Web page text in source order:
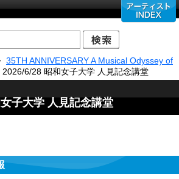
35TH ANNIVERSARY A Musical Odyssey of
2026/6/28 昭和女子大学 人見記念講堂
子大学 人見記念講堂